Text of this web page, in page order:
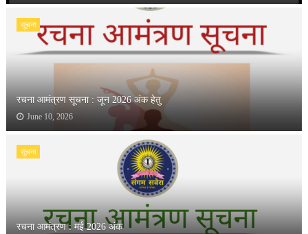
सूचना
रचना आमंत्रण सूचना : जून 2026 अंक हेतु
June 10, 2026
सूचना
रचना आमंत्रण : मई 2026 अंक